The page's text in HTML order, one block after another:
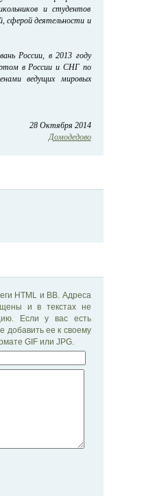
и студентов
сферой деятельности и
России, в 2013 году
в России и СНГ по
ведущих мировых
28 Октября 2014
Домодедово
HTML и BB. Адреса
и в текстах не
Если у вас есть
ее к своему
GIF или JPG.